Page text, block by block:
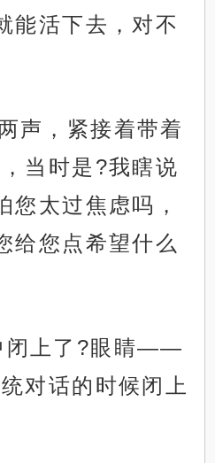
能活下去，对不
声，紧接着带着
当时是?我瞎说
太过焦虑吗，
给您点希望什么
闭上了?眼睛——
对话的时候闭上